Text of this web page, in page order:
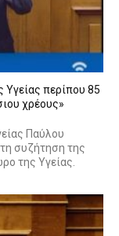
περίπου 85
χρέους»
Παύλου
συζήτηση της
της Υγείας.